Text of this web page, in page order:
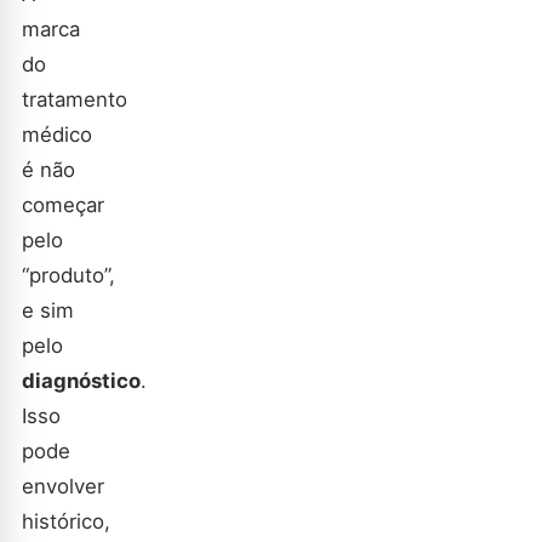
marca
do
tratamento
médico
é não
começar
pelo
“produto”,
e sim
pelo
diagnóstico.
Isso
pode
envolver
histórico,